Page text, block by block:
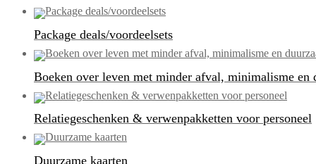
Package deals/voordeelsets
Boeken over leven met minder afval, minimalisme en
Relatiegeschenken & verwenpakketten voor personeel
Duurzame kaarten